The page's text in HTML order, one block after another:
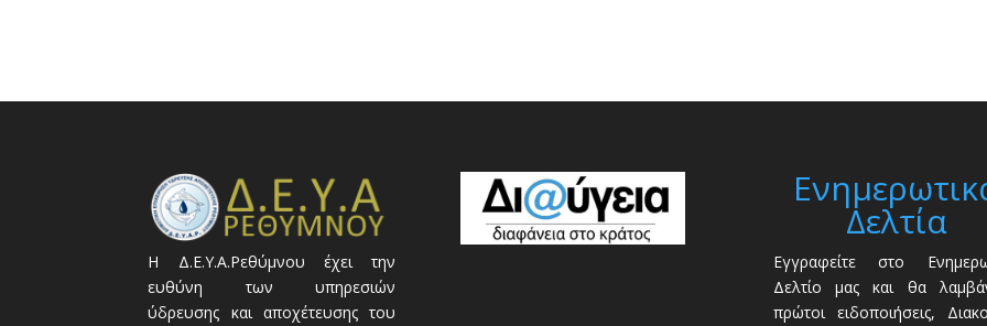
Η Δ.Ε.Υ.Α.Ρεθύμνου έχει την
ευθύνη των υπηρεσιών
ύδρευσης και αποχέτευσης του
Δελτία
Εγγραφείτε στο
Δελτίο μας και θα
πρώτοι ειδοποιήσεις,